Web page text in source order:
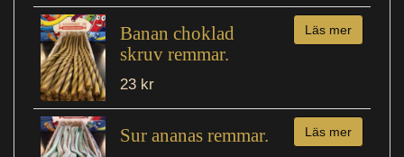
Banan choklad
skruv remmar.
23 kr
Läs mer
Sur ananas remmar. Läs mer